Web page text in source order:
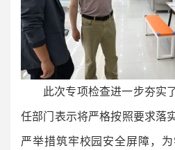
此次专项检查进一步夯实
任部门表示将严格按照要求落
严举措筑牢校园安全屏障，